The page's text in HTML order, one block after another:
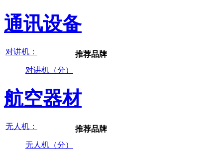
通讯设备
对讲机：
对讲机（分）
推荐品牌
航空器材
无人机：
无人机（分）
推荐品牌